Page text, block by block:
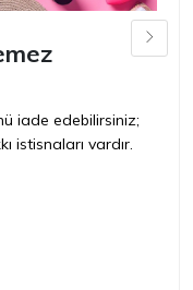
iade edebilirsiniz;
istisnaları vardır.